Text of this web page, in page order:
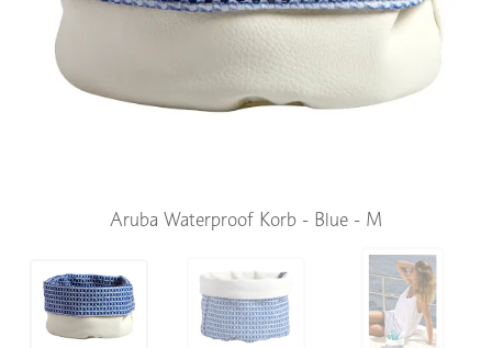
Aruba Waterproof Korb - Blue - M